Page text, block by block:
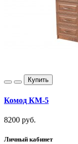
Купить
Комод КМ-5
8200 руб.
Личный кабинет